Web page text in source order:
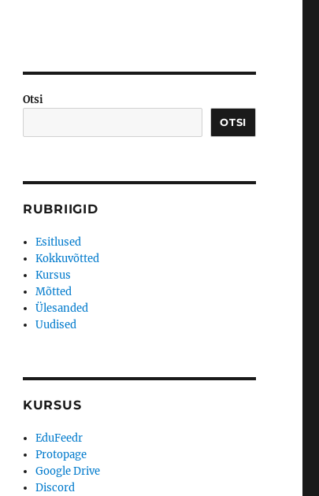
Otsi
OTSI
RUBRIIGID
Esitlused
Kokkuvõtted
Kursus
Mõtted
Ülesanded
Uudised
KURSUS
EduFeedr
Protopage
Google Drive
Discord